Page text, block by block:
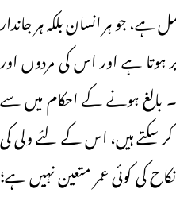
ہے، جو ہر انسان بلکہ ہر جاندار
ہوتا ہے اور اس کی مردوں اور
بالغ ہونے کے احکام میں سے
کر سکتے ہیں، اس کے لئے ولی کی
کی کوئی عمر متعین نہیں ہے؛